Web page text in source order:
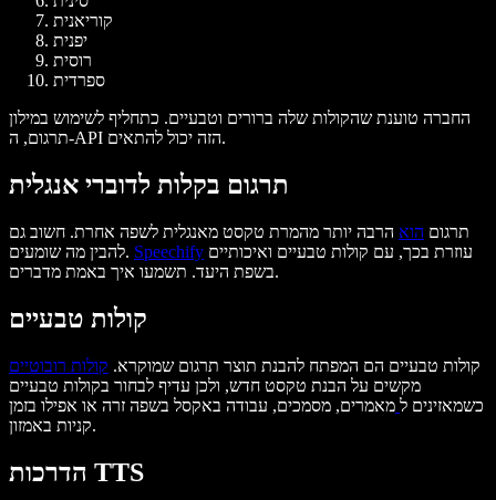
קוריאנית
יפנית
רוסית
ספרדית
החברה טוענת שהקולות שלה ברורים וטבעיים. כתחליף לשימוש במילון
תרגום, ה-API הזה יכול להתאים.
תרגום בקלות לדוברי אנגלית
תרגום הוא הרבה יותר מהמרת טקסט מאנגלית לשפה אחרת. חשוב גם
להבין מה שומעים. Speechify
בשפת היעד. תשמעו איך באמת מדברים.
קולות טבעיים
קולות טבעיים הם המפתח להבנת תוצר תרגום שמוקרא. קולות רובוטיים
מקשים על הבנת טקסט חדש, ולכן עדיף לבחור בקולות טבעיים
כשמאזינים ל מאמרים, מסמכים, עבודה באקסל בשפה זרה או אפילו בזמן
קניות באמזון.
הדרכות TTS